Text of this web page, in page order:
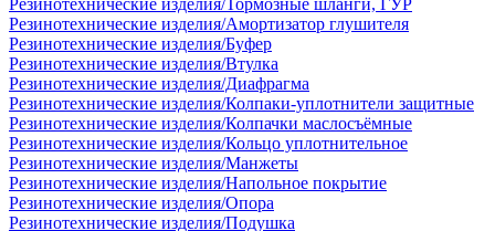
Резинотехнические изделия/Тормозные шланги, ГУР
Резинотехнические изделия/Амортизатор глушителя
Резинотехнические изделия/Буфер
Резинотехнические изделия/Втулка
Резинотехнические изделия/Диафрагма
Резинотехнические изделия/Колпаки-уплотнители защитные
Резинотехнические изделия/Колпачки маслосъёмные
Резинотехнические изделия/Кольцо уплотнительное
Резинотехнические изделия/Манжеты
Резинотехнические изделия/Напольное покрытие
Резинотехнические изделия/Опора
Резинотехнические изделия/Подушка